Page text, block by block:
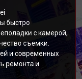
быстро
с камерой,
съемки.
и современных
ремонта и